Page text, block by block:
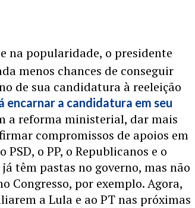
na popularidade, o presidente
menos chances de conseguir
de sua candidatura à reeleição
encarnar a candidatura em seu
a reforma ministerial, dar mais
compromissos de apoios em
PSD, o PP, o Republicanos e o
têm pastas no governo, mas não
Congresso, por exemplo. Agora,
a Lula e ao PT nas próximas